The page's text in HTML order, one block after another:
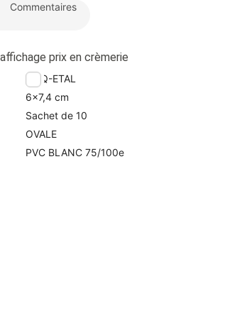
Commentaires
prix en crèmerie
ETIQ-ETAL
6x7,4 cm
Sachet de 10
OVALE
PVC BLANC 75/100e